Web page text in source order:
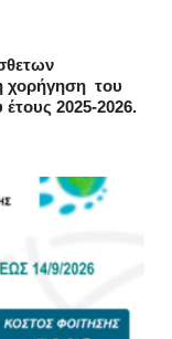
χορήγηση του
έτους 2025-2026.